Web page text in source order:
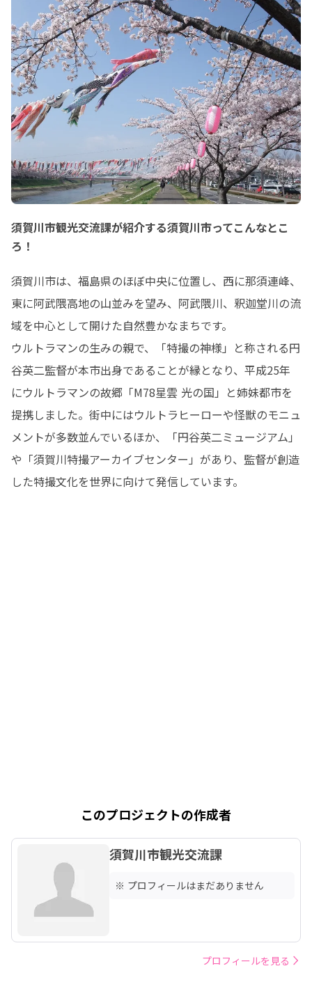
須賀川市観光交流課が紹介する須賀川市ってこんなとこ
ろ！
須賀川市は、福島県のほぼ中央に位置し、西に那須連峰、
東に阿武隈高地の山並みを望み、阿武隈川、釈迦堂川の流
域を中心として開けた自然豊かなまちです。
ウルトラマンの生みの親で、「特撮の神様」と称される円
谷英二監督が本市出身であることが縁となり、平成25年
にウルトラマンの故郷「M78星雲 光の国」と姉妹都市を
提携しました。街中にはウルトラヒーローや怪獣のモニュ
メントが多数並んでいるほか、「円谷英二ミュージアム」
や「須賀川特撮アーカイブセンター」があり、監督が創造
した特撮文化を世界に向けて発信しています。
このプロジェクトの作成者
須賀川市観光交流課
※ プロフィールはまだありません
プロフィールを見る